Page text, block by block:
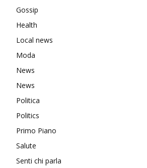
Gossip
Health
Local news
Moda
News
News
Politica
Politics
Primo Piano
Salute
Senti chi parla